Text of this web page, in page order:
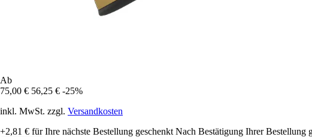
Ab
75,00 € 56,25 € -25%
inkl. MwSt. zzgl. Versandkosten
+2,81 € für Ihre nächste Bestellung geschenkt Nach Bestätigung Ihrer Bestellung